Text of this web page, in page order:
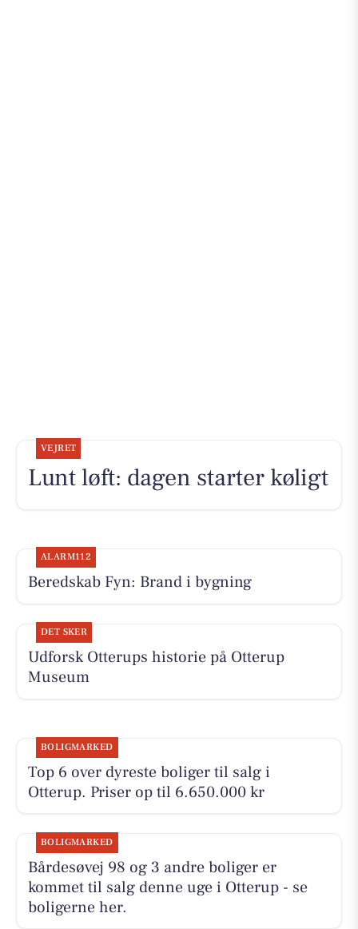
VEJRET
Lunt løft: dagen starter køligt
ALARM112
Beredskab Fyn: Brand i bygning
DET SKER
Udforsk Otterups historie på Otterup
Museum
BOLIGMARKED
Top 6 over dyreste boliger til salg i
Otterup. Priser op til 6.650.000 kr
BOLIGMARKED
Bårdesøvej 98 og 3 andre boliger er
kommet til salg denne uge i Otterup - se
boligerne her.